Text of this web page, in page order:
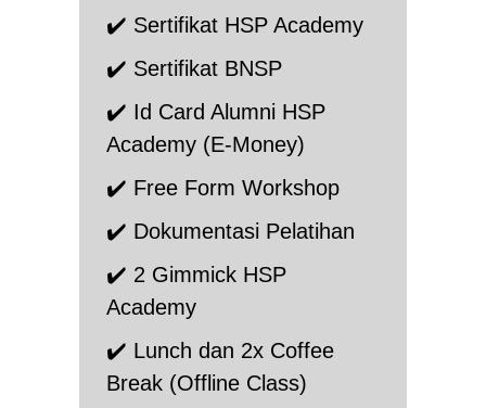
✔️ Sertifikat HSP Academy
✔️ Sertifikat BNSP
✔️ Id Card Alumni HSP
Academy (E-Money)
✔️ Free Form Workshop
✔️ Dokumentasi Pelatihan
✔️ 2 Gimmick HSP
Academy
✔️ Lunch dan 2x Coffee
Break (Offline Class)